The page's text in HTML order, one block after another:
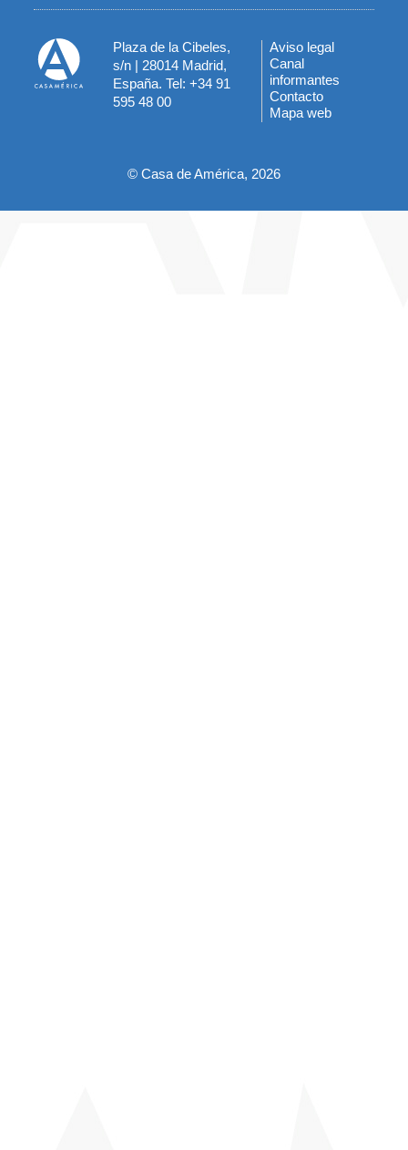
Plaza de la Cibeles,
s/n | 28014 Madrid,
España. Tel: +34 91
595 48 00
Menú
del
pie
Aviso legal
Canal
informantes
Contacto
Mapa web
© Casa de América, 2026